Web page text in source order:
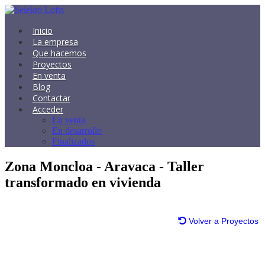
Inicio
La empresa
Que hacemos
Proyectos
En venta
Blog
Contactar
Acceder
En venta
En desarrollo
Finalizados
Zona Moncloa - Aravaca - Taller
transformado en vivienda
Volver a Proyectos